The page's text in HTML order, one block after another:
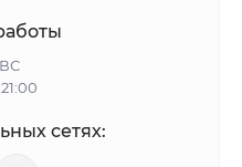
сетях: